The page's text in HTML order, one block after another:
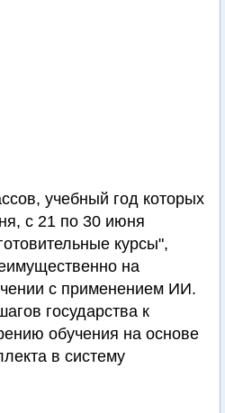
учебный год которых
с 21 по 30 июня
курсы",
на
с применением ИИ.
государства к
обучения на основе
в систему